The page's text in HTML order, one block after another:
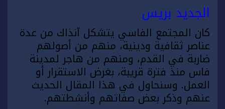
الجديد بريس
كان المجتمع الفاسي يتشكل آنذاك من عدة
عناصر ثقافية ودينية، منهم من أصولهم
ضاربة في القدم، ومنهم من هاجر لمدينة
فاس منذ فترة قريبة، بغرض الاستقرار أو
العمل. وسنحاول في هذا المقال الحديث
عنهم وذكر بعض صفاتهم وأنشطتهم.